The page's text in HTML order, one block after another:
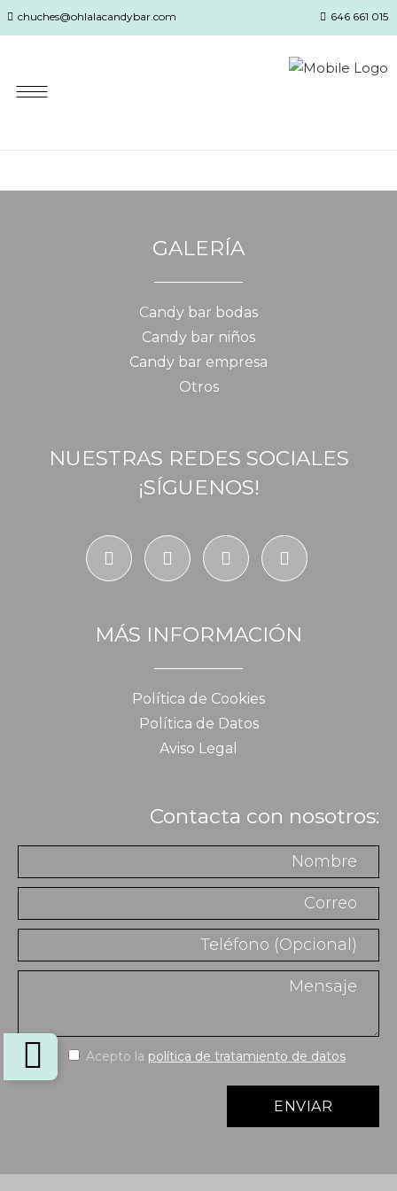
chuches@ohlalacandybar.com 646 661 015
GALERÍA
Candy bar bodas
Candy bar niños
Candy bar empresa
Otros
NUESTRAS REDES SOCIALES
¡SÍGUENOS!
MÁS INFORMACIÓN
Política de Cookies
Política de Datos
Aviso Legal
Contacta con nosotros:
Acepto la política de tratamiento de datos